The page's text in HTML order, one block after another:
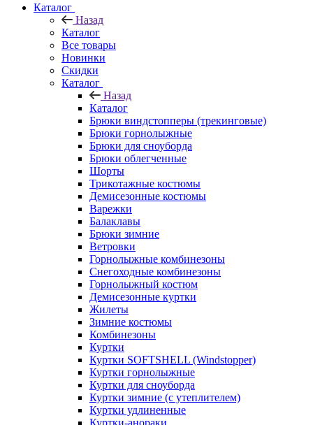
Каталог
Назад
Каталог
Все товары
Новинки
Скидки
Каталог
Назад
Каталог
Брюки виндстопперы (трекинговые)
Брюки горнолыжные
Брюки для сноуборда
Брюки облегченные
Шорты
Трикотажные костюмы
Демисезонные костюмы
Варежки
Балаклавы
Брюки зимние
Ветровки
Горнолыжные комбинезоны
Снегоходные комбинезоны
Горнолыжный костюм
Демисезонные куртки
Жилеты
Зимние костюмы
Комбинезоны
Куртки
Куртки SOFTSHELL (Windstopper)
Куртки горнолыжные
Куртки для сноуборда
Куртки зимние (с утеплителем)
Куртки удлиненные
Куртки-анораки